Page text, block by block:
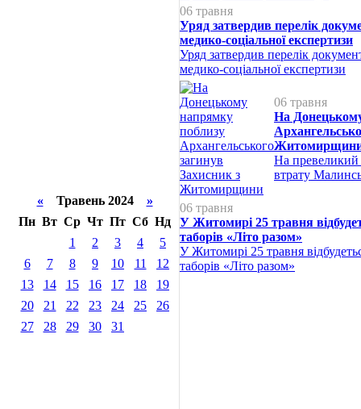
«Травень 2024 »
Пн Вт Ср Чт Пт Сб Нд
1
2 3 4
5
6
7 8 9 10 11
12
13
14 15 16 17 18
19
20
21 22 23 24 25
26
27
28 29 30 31
06 травня
Уряд затвердив перелік
медико-соціальної експертизи
Уряд затвердив перелік
медико-соціальної експертизи
06 травня
На
На превеликий
втрату
06 травня
У Житомирі 25 травня
таборів «Літо разом»
У Житомирі 25 травня
таборів «Літо разом»